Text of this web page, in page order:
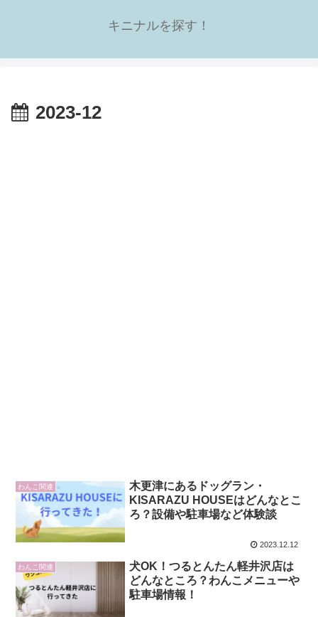
キニナルを探す！
2023-12
わんこ関連
木更津にあるドッグラン・
KISARAZU HOUSEはどんなとこ
ろ？設備や駐車場など体験談
2023.12.12
わんこ関連
犬OK！つるとんたん軽井沢店は
どんなところ？わんこメニューや
駐車場情報！